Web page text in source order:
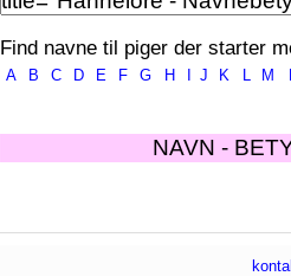
Find navne til piger der starter
A B C D E F G H J K L M
NAVN -